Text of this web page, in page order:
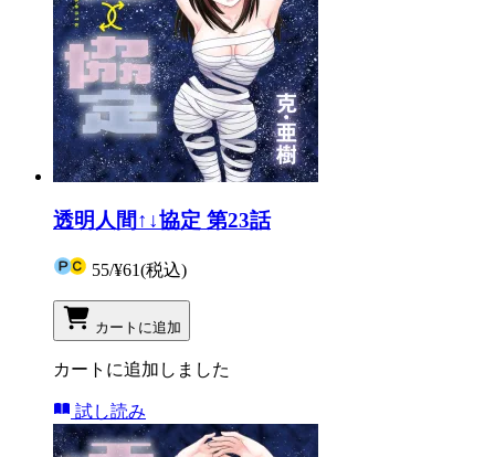
透明人間↑↓協定 第23話
55/¥61(税込)
カートに追加
カートに追加しました
試し読み